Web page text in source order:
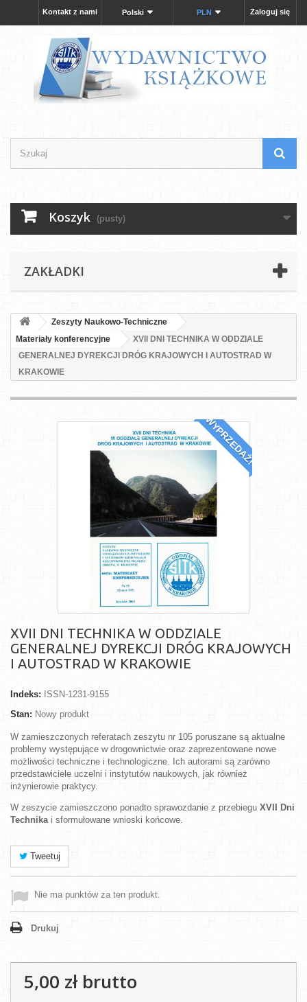
Zaloguj się
PLN
Polski
Kontakt z nami
Koszyk (pusty)
ZAKŁADKI
Zeszyty Naukowo-Techniczne
Materiały konferencyjne
XVII DNI TECHNIKA W ODDZIALE
GENERALNEJ DYREKCJI DRÓG KRAJOWYCH I AUTOSTRAD W
KRAKOWIE
WYPRZEDAŻ!
XVII DNI TECHNIKA W ODDZIALE
GENERALNEJ DYREKCJI DRÓG KRAJOWYCH
I AUTOSTRAD W KRAKOWIE
Indeks:
ISSN-1231-9155
Stan: Nowy produkt
W zamieszczonych referatach zeszytu nr 105 poruszane są aktualne
problemy występujące w drogownictwie oraz zaprezentowane nowe
możliwości techniczne i technologiczne. Ich autorami są zarówno
przedstawiciele uczelni i instytutów naukowych, jak również
inżynierowie praktycy.
W zeszycie zamieszczono ponadto sprawozdanie z przebiegu XVII Dni
Technikai sformułowane wnioski końcowe.
Tweetuj
Nie ma punktów za ten produkt.
Drukuj
5,00 złbrutto